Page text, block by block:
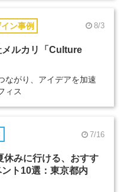
ン事例 8/3
メルカリ「Culture
ながり、アイデアを加速
ィス
7/16
休みに行ける、おすす
ト10選：東京都内